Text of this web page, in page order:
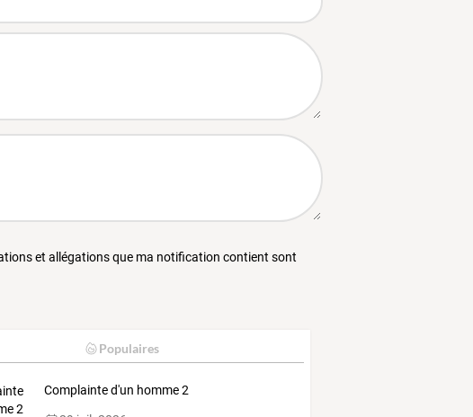
et allégations que ma notification contient sont
Populaires
Complainte d'un homme 2